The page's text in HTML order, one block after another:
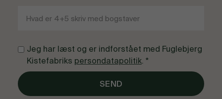
Jeg har læst og er indforstået med Fuglebjerg
Kistefabriks persondatapolitik. *